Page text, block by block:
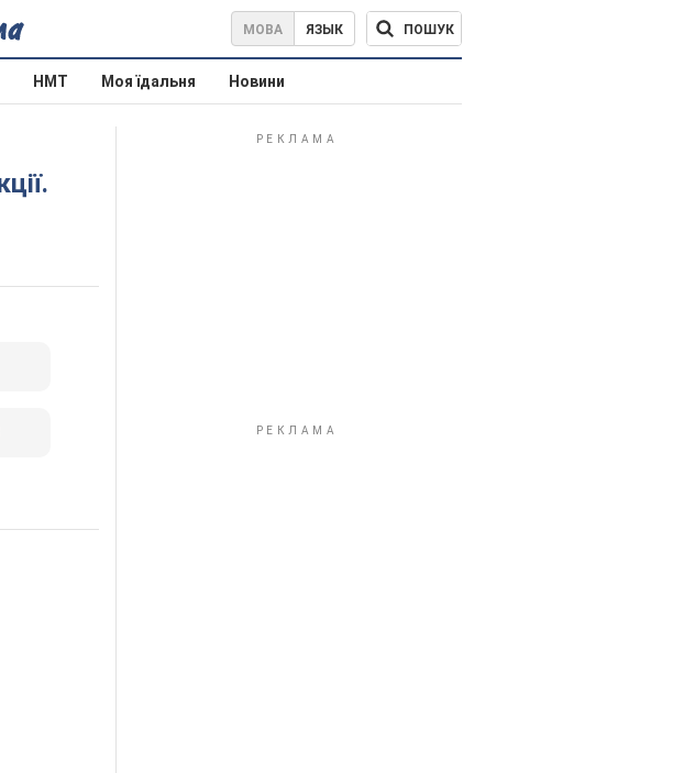
МОВА ЯЗЫК ПОШУК
НМТ Моя їдальня Новини